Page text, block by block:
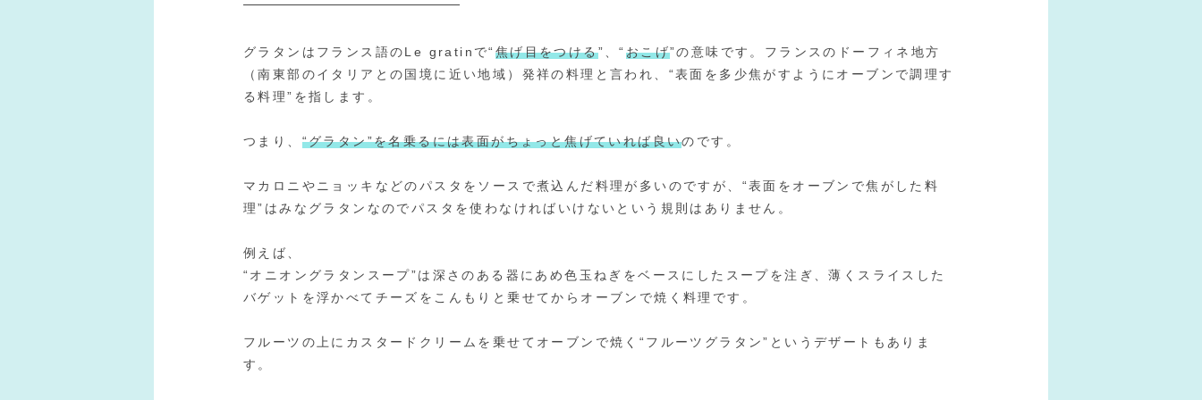
グラタンはフランス語のLe gratinで“ 焦げ目をつける”、“ おこげ”の意味です。フランスのドーフィネ地方
（南東部のイタリアとの国境に近い地域）発祥の料理と言われ、“表面を多少焦がすようにオーブンで調理す
る料理”を指します。
つまり、 “グラタン”を名乗るには表面がちょっと焦げていれば良いのです。
マカロニやニョッキなどのパスタをソースで煮込んだ料理が多いのですが、“表面をオーブンで焦がした料
理”はみなグラタンなのでパスタを使わなければいけないという規則はありません。
例えば、
“オニオングラタンスープ”は深さのある器にあめ色玉ねぎをベースにしたスープを注ぎ、薄くスライスした
バゲットを浮かべてチーズをこんもりと乗せてからオーブンで焼く料理です。
フルーツの上にカスタードクリームを乗せてオーブンで焼く“フルーツグラタン”というデザートもありま
す。